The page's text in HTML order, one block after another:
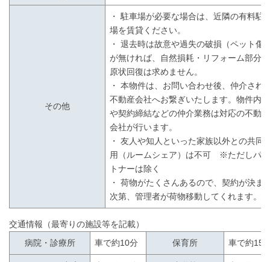
その他
・ 駐車場が必要な場合は、近隣の有料駐
場を賃貸ください。
・ 退去時は故意や過失の破損（ペット傷
が無ければ、自然損耗・リフォーム部分の
原状回復は求めません。
・ 本物件は、お問い合わせ後、仲介され
不動産会社へお繋ぎいたします。物件内覧
や契約締結などの仲介業務は対応の不動産
会社が行います。
・ 友人や知人といった家族以外との共同
用（ルームシェア）は不可 ※ただしパー
トナーは除く
・ 荷物がたくさんあるので、契約が決ま
次第、管理者が荷物移動してくれます。
交通情報（最寄りの施設等を記載）
病院・診療所
車で約10分 保育所 車で約15